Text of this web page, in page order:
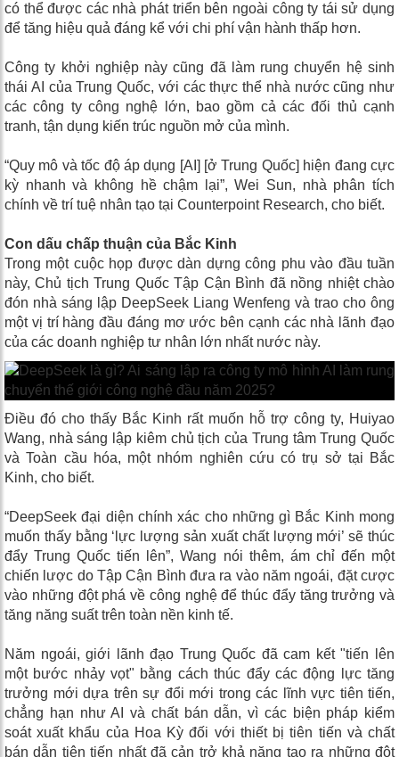
có thể được các nhà phát triển bên ngoài công ty tái sử dụng
để tăng hiệu quả đáng kể với chi phí vận hành thấp hơn.
Công ty khởi nghiệp này cũng đã làm rung chuyển hệ sinh
thái AI của Trung Quốc, với các thực thể nhà nước cũng như
các công ty công nghệ lớn, bao gồm cả các đối thủ cạnh
tranh, tận dụng kiến ​​trúc nguồn mở của mình.
“Quy mô và tốc độ áp dụng [AI] [ở Trung Quốc] hiện đang cực
kỳ nhanh và không hề chậm lại”, Wei Sun, nhà phân tích
chính về trí tuệ nhân tạo tại Counterpoint Research, cho biết.
Con dấu chấp thuận của Bắc Kinh
Trong một cuộc họp được dàn dựng công phu vào đầu tuần
này, Chủ tịch Trung Quốc Tập Cận Bình đã nồng nhiệt chào
đón nhà sáng lập DeepSeek Liang Wenfeng và trao cho ông
một vị trí hàng đầu đáng mơ ước bên cạnh các nhà lãnh đạo
của các doanh nghiệp tư nhân lớn nhất nước này.
Điều đó cho thấy Bắc Kinh rất muốn hỗ trợ công ty, Huiyao
Wang, nhà sáng lập kiêm chủ tịch của Trung tâm Trung Quốc
và Toàn cầu hóa, một nhóm nghiên cứu có trụ sở tại Bắc
Kinh, cho biết.
“DeepSeek đại diện chính xác cho những gì Bắc Kinh mong
muốn thấy bằng ‘lực lượng sản xuất chất lượng mới’ sẽ thúc
đẩy Trung Quốc tiến lên”, Wang nói thêm, ám chỉ đến một
chiến lược do Tập Cận Bình đưa ra vào năm ngoái, đặt cược
vào những đột phá về công nghệ để thúc đẩy tăng trưởng và
tăng năng suất trên toàn nền kinh tế.
Năm ngoái, giới lãnh đạo Trung Quốc đã cam kết "tiến lên
một bước nhảy vọt" bằng cách thúc đẩy các động lực tăng
trưởng mới dựa trên sự đổi mới trong các lĩnh vực tiên tiến,
chẳng hạn như AI và chất bán dẫn, vì các biện pháp kiểm
soát xuất khẩu của Hoa Kỳ đối với thiết bị tiên tiến và chất
bán dẫn tiên tiến nhất đã cản trở khả năng tạo ra những đột